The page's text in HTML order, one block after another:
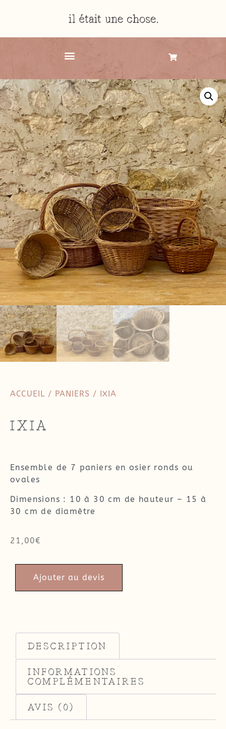
ACCUEIL / PANIERS / IXIA
IXIA
Ensemble de 7 paniers en osier ronds ou
ovales
Dimensions : 10 à 30 cm de hauteur – 15 à
30 cm de diamètre
21,00€
Ajouter au devis
DESCRIPTION
INFORMATIONS
COMPLÉMENTAIRES
AVIS (0)